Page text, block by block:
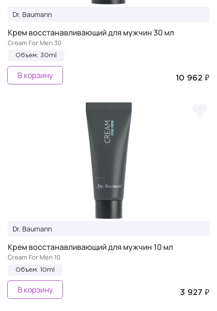
Dr. Baumann
Крем восстанавливающий для мужчин 30 мл
Cream For Men 30
Объем: 30ml
10 962 ₽
В корзину
Dr. Baumann
Крем восстанавливающий для мужчин 10 мл
Cream For Men 10
Объем: 10ml
3 927 ₽
В корзину